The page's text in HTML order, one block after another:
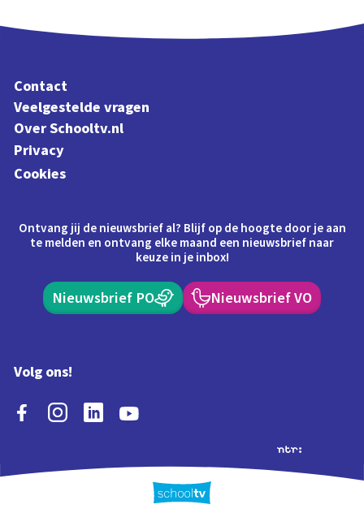
Contact
Veelgestelde vragen
Over Schooltv.nl
Privacy
Cookies
Ontvang jij de nieuwsbrief al? Blijf op de hoogte door je aan
te melden en ontvang elke maand een nieuwsbrief naar
keuze in je inbox!
Nieuwsbrief PO Nieuwsbrief VO
Volg ons!